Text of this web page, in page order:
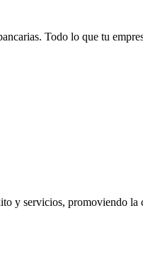
Todo lo que tu
y servicios, promoviendo